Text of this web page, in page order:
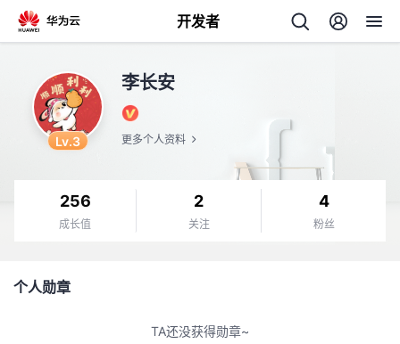
开发者
Lv.3
李长安
更多个人资料
256
成长值
2
关注
4
粉丝
个人勋章
TA还没获得勋章~